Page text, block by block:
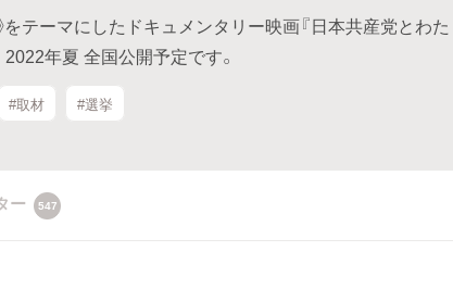
テーマにしたドキュメンタリー映画『日本共産党とわた
年夏 全国公開予定です。
#取材 #選挙
ー 547